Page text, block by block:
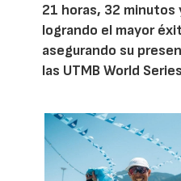
21 horas, 32 minutos
logrando el mayor
asegurando su
las UTMB World